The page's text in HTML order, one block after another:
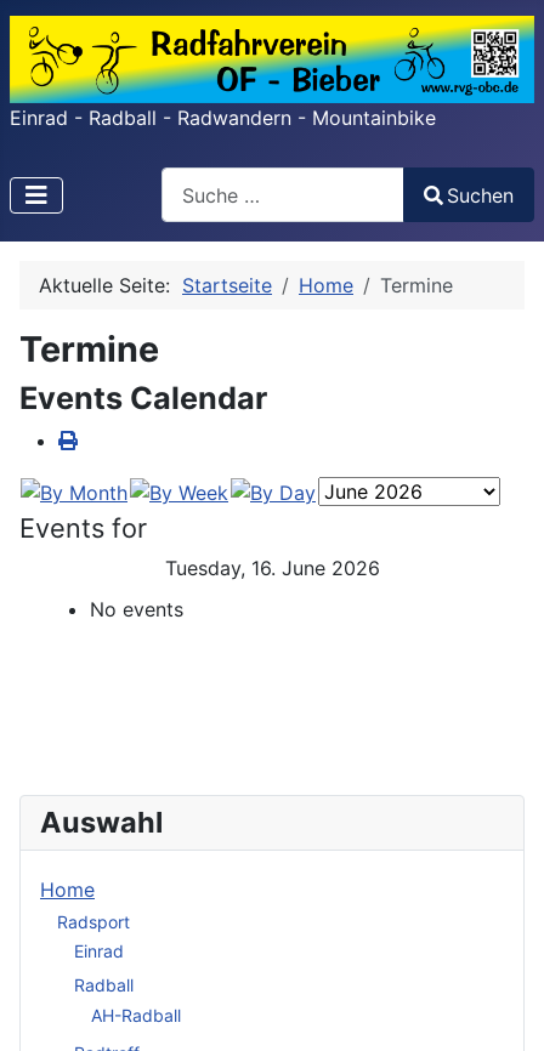
Einrad - Radball - Radwandern - Mountainbike
Search
Type 2 or more characters for results.
Suchen
Aktuelle Seite: Startseite Home Termine
Termine
Events Calendar
Events for
Tuesday, 16. June 2026
No events
Auswahl
Home
Radsport
Einrad
Radball
AH-Radball